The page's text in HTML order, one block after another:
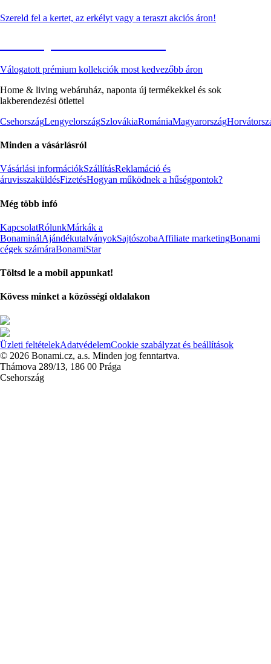
Szereld fel a kertet, az erkélyt vagy a teraszt akciós áron!
Válogatott prémium kollekciók most kedvezőbb áron
Home & living webáruház, naponta új termékekkel és sok
lakberendezési ötlettel
CsehországLengyelországSzlovákiaRomániaMagyarország
Minden a vásárlásról
Vásárlási információkSzállításReklamáció és
áruvisszaküldésFizetésHogyan működnek a hűségpontok?
Még több infó
KapcsolatRólunkMárkák a
BonaminálAjándékutalványokSajtószobaAffiliate marketingBonami
cégek számáraBonamiStar
Töltsd le a mobil appunkat!
Kövess minket a közösségi oldalakon
Üzleti feltételekAdatvédelemCookie szabályzat és beállítások
© 2026 Bonami.cz, a.s. Minden jog fenntartva.
Thámova 289/13, 186 00 Prága
Csehország